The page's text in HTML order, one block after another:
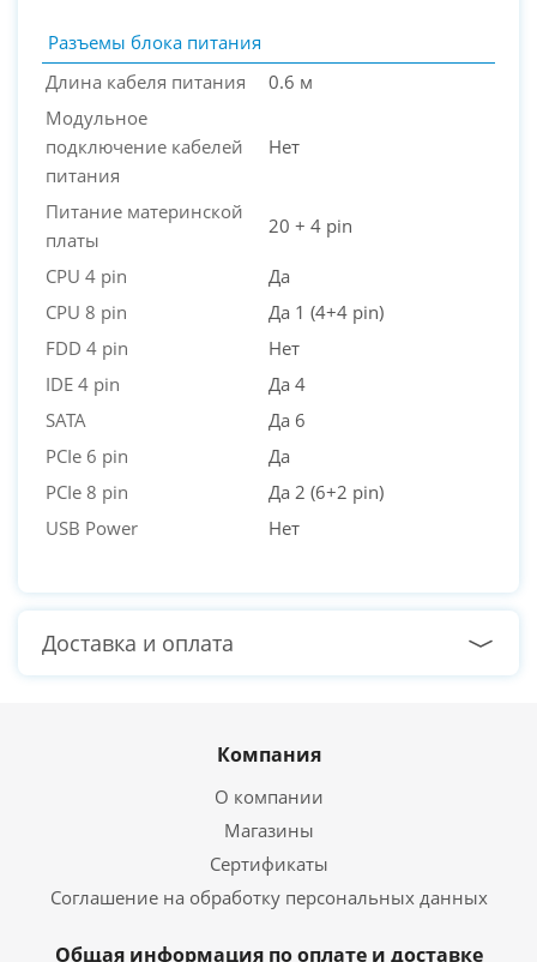
Разъемы блока питания
Длина кабеля питания
0.6 м
Модульное
подключение кабелей
питания
Нет
Питание материнской
платы
20 + 4 pin
CPU 4 pin
Да
CPU 8 pin
Да 1 (4+4 pin)
FDD 4 pin
Нет
IDE 4 pin
Да 4
SATA
Да 6
PCIe 6 pin
Да
PCIe 8 pin
Да 2 (6+2 pin)
USB Power
Нет
Доставка и оплата
Компания
О компании
Магазины
Сертификаты
Соглашение на обработку персональных данных
Общая информация по оплате и доставке